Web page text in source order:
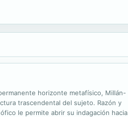
horizonte metafísico, Millán-
trascendental del sujeto. Razón y
le permite abrir su indagación hacia